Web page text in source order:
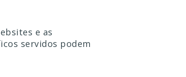
e as
servidos podem